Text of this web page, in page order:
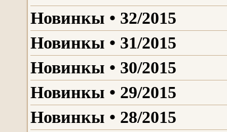
Новинкы • 32/2015
Новинкы • 31/2015
Новинкы • 30/2015
Новинкы • 29/2015
Новинкы • 28/2015